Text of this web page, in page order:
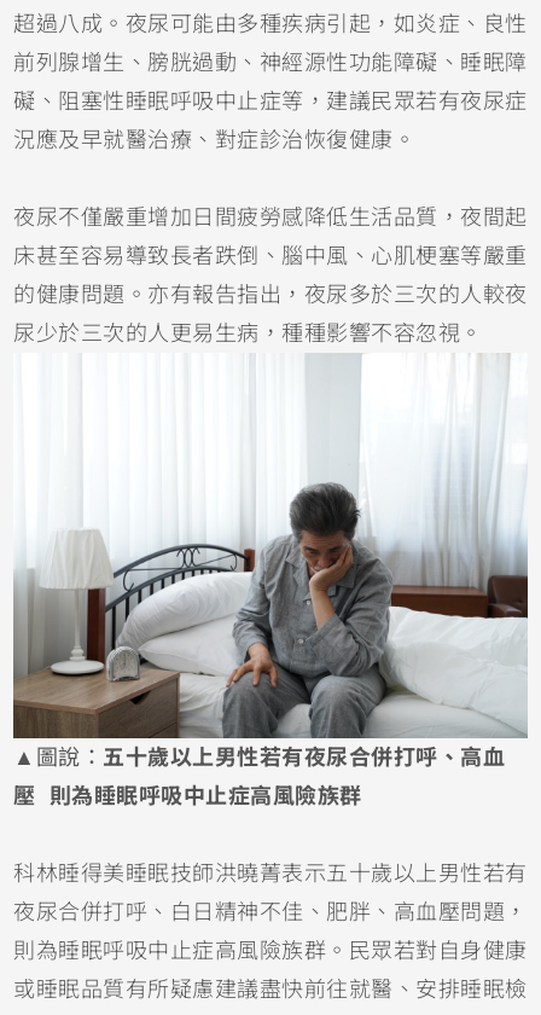
超過八成。夜尿可能由多種疾病引起，如炎症、良性
前列腺增生、膀胱過動、神經源性功能障礙、睡眠障
礙、阻塞性睡眠呼吸中止症等，建議民眾若有夜尿症
況應及早就醫治療、對症診治恢復健康。
夜尿不僅嚴重增加日間疲勞感降低生活品質，夜間起
床甚至容易導致長者跌倒、腦中風、心肌梗塞等嚴重
的健康問題。亦有報告指出，夜尿多於三次的人較夜
尿少於三次的人更易生病，種種影響不容忽視。
▲圖說： 五十歲以上男性若有夜尿合併打呼、高血
壓 則為睡眠呼吸中止症高風險族群
科林睡得美睡眠技師洪曉菁表示五十歲以上男性若有
夜尿合併打呼、白日精神不佳、肥胖、高血壓問題，
則為睡眠呼吸中止症高風險族群。民眾若對自身健康
或睡眠品質有所疑慮建議盡快前往就醫、安排睡眠檢